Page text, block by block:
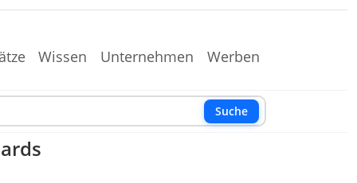
Wissen Unternehmen Werben
Suche